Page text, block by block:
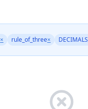
× rule_of_three× DECIMALS